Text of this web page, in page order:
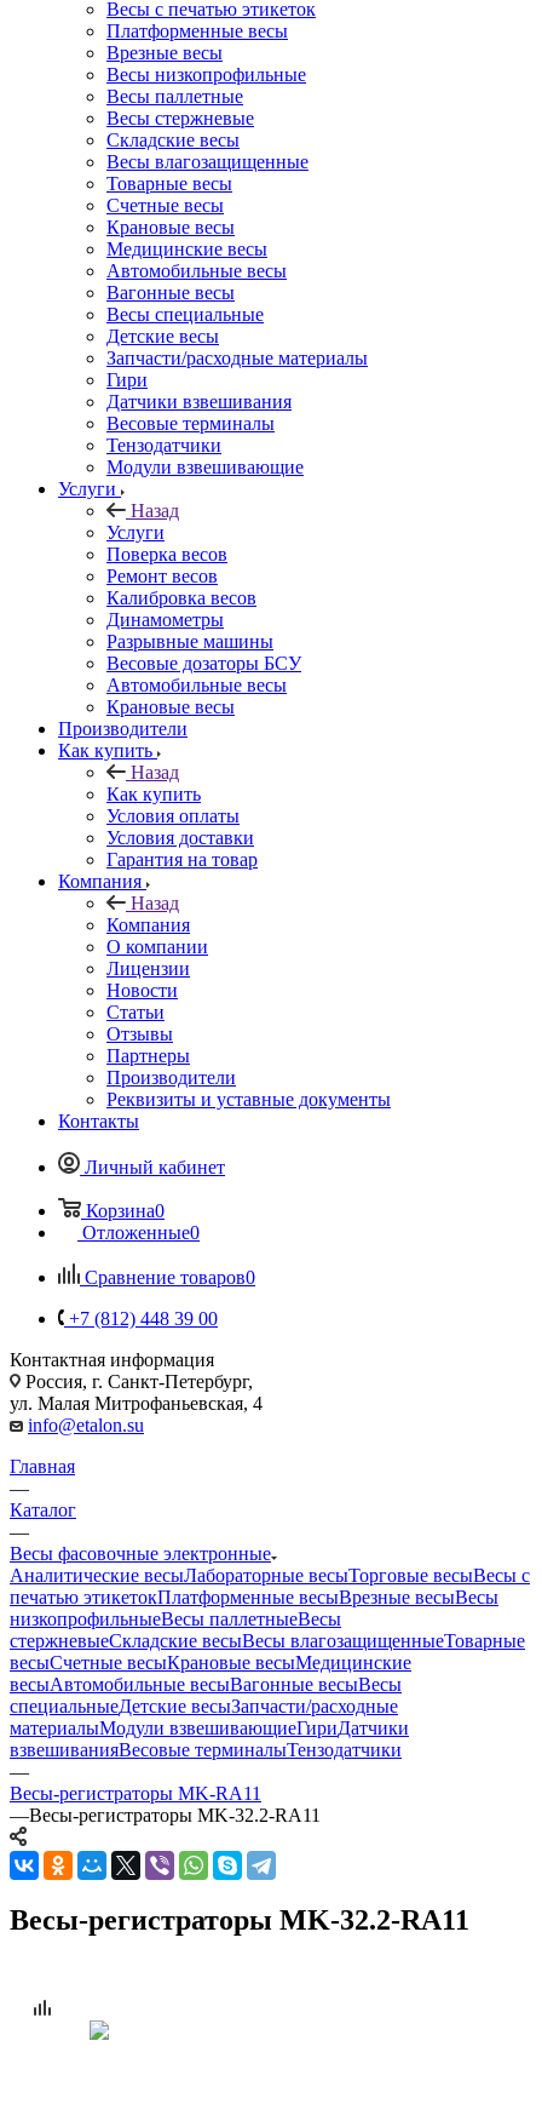
Весы с печатью этикеток
Платформенные весы
Врезные весы
Весы низкопрофильные
Весы паллетные
Весы стержневые
Складские весы
Весы влагозащищенные
Товарные весы
Счетные весы
Крановые весы
Медицинские весы
Автомобильные весы
Вагонные весы
Весы специальные
Детские весы
Запчасти/расходные материалы
Гири
Датчики взвешивания
Весовые терминалы
Тензодатчики
Модули взвешивающие
Услуги
Назад
Услуги
Поверка весов
Ремонт весов
Калибровка весов
Динамометры
Разрывные машины
Весовые дозаторы БСУ
Автомобильные весы
Крановые весы
Производители
Как купить
Назад
Как купить
Условия оплаты
Условия доставки
Гарантия на товар
Компания
Назад
Компания
О компании
Лицензии
Новости
Статьи
Отзывы
Партнеры
Производители
Реквизиты и уставные документы
Контакты
Личный кабинет
Корзина0
Отложенные0
Сравнение товаров0
+7 (812) 448 39 00
Контактная информация
Россия, г. Санкт-Петербург,
ул. Малая Митрофаньевская, 4
info@etalon.su
Главная
—
Каталог
—
Весы фасовочные электронные
Аналитические весыЛабораторные весыТорговые весыВесы с
печатью этикетокПлатформенные весыВрезные весыВесы
низкопрофильныеВесы паллетныеВесы
стержневыеСкладские весыВесы влагозащищенныеТоварные
весыСчетные весыКрановые весыМедицинские
весыАвтомобильные весыВагонные весыВесы
специальныеДетские весыЗапчасти/расходные
материалыМодули взвешивающиеГириДатчики
взвешиванияВесовые терминалыТензодатчики
—
Весы-регистраторы MK-RA11
—Весы-регистраторы MK-32.2-RA11
Весы-регистраторы MK-32.2-RA11